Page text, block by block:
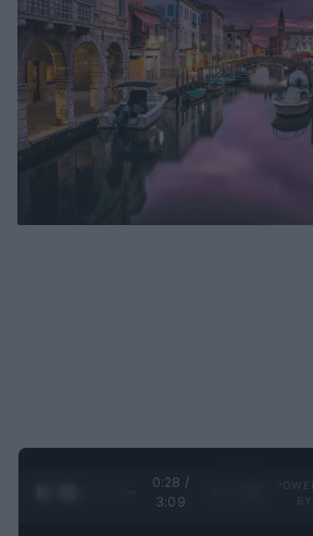
0:29 /
3:09